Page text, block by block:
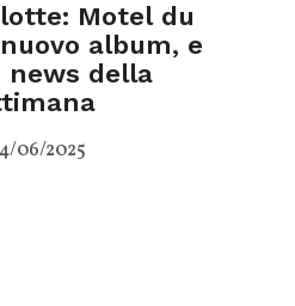
Motel du
album, e
della
06/2025